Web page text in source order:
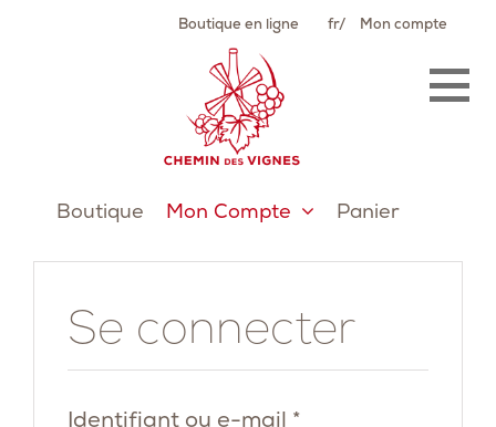
Boutique en ligne fr Mon compte
Boutique Mon Compte Panier
Se connecter
Identifiant ou e-mail *